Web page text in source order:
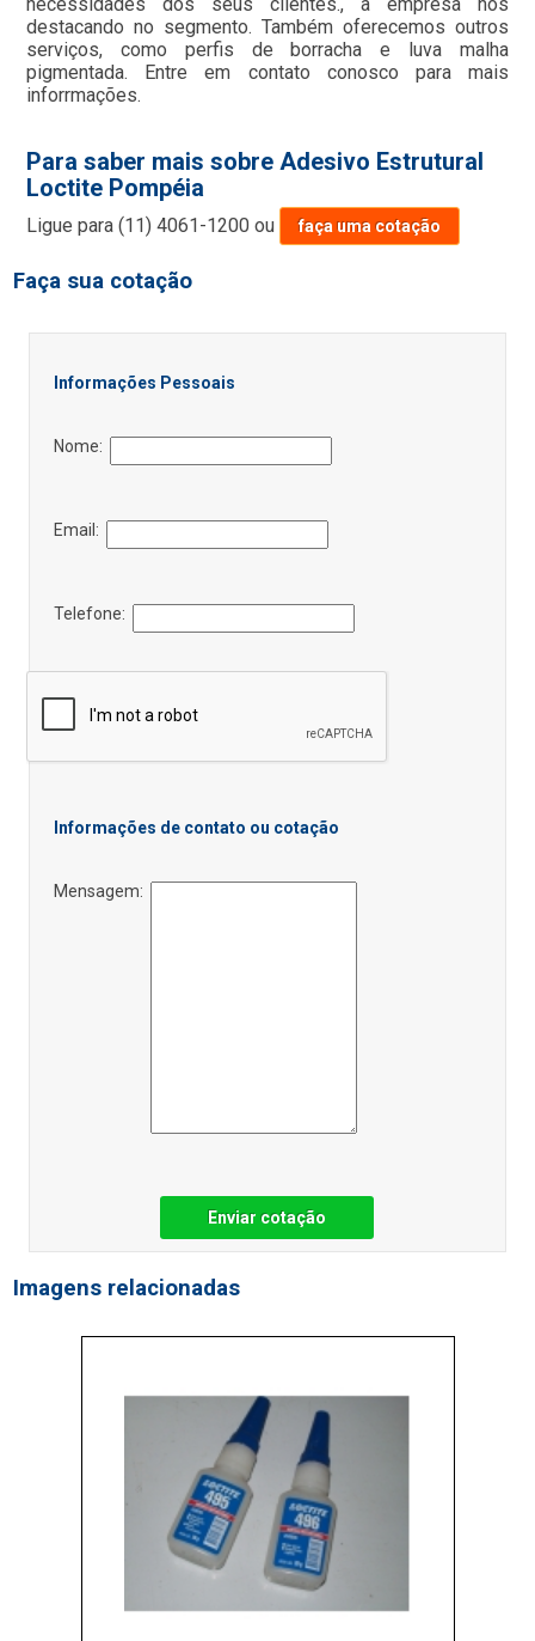
destacando no segmento. Também oferecemos outros
serviços, como perfis de borracha e luva malha
pigmentada. Entre em contato conosco para mais
inforrmações.
Para saber mais sobre Adesivo Estrutural
Loctite Pompéia
Ligue para(11) 4061-1200 ou faça uma cotação
Faça sua cotação
Informações Pessoais
Nome:
Email:
Telefone:
Informações de contato ou cotação
Mensagem:
Enviar cotação
Imagens relacionadas